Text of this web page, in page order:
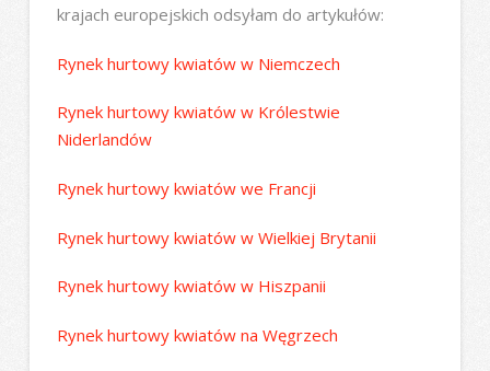
krajach europejskich odsyłam do artykułów:
Rynek hurtowy kwiatów w Niemczech
Rynek hurtowy kwiatów w Królestwie
Niderlandów
Rynek hurtowy kwiatów we Francji
Rynek hurtowy kwiatów w Wielkiej Brytanii
Rynek hurtowy kwiatów w Hiszpanii
Rynek hurtowy kwiatów na Węgrzech